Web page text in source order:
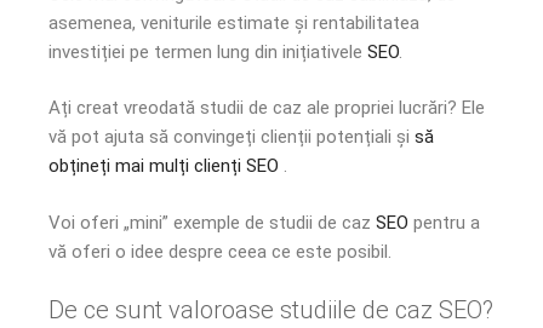
asemenea, veniturile estimate și rentabilitatea
investiției pe termen lung din inițiativele SEO.
Ați creat vreodată studii de caz ale propriei lucrări? Ele
vă pot ajuta să convingeți clienții potențiali și să
obțineți mai mulți clienți SEO .
Voi oferi „mini” exemple de studii de caz SEO pentru a
vă oferi o idee despre ceea ce este posibil.
De ce sunt valoroase studiile de caz SEO?